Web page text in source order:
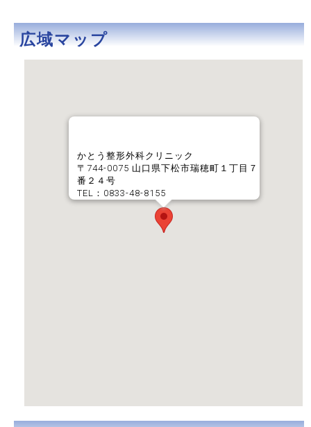
広域マップ
かとう整形外科クリニック
〒744-0075 山口県下松市瑞穂町１丁目７
番２４号
TEL：0833-48-8155